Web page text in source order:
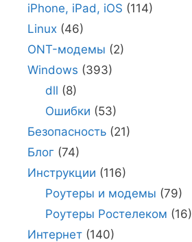
iPhone, iPad, iOS (114)
Linux (46)
ONT-модемы (2)
Windows (393)
dll (8)
Ошибки (53)
Безопасность (21)
Блог (74)
Инструкции (116)
Роутеры и модемы (79)
Роутеры Ростелеком (16)
Интернет (140)